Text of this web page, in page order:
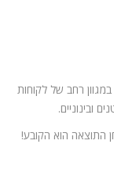
רחב של לקוחות
ובינוניים.
התוצאה הוא הקובע!